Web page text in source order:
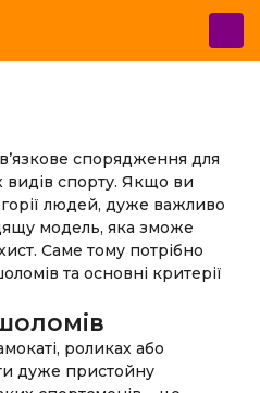
спорядження для
видів спорту. Якщо ви
людей, дуже важливо
модель, яка зможе
Саме тому потрібно
та основні критерії
роликах або
дуже пристойну